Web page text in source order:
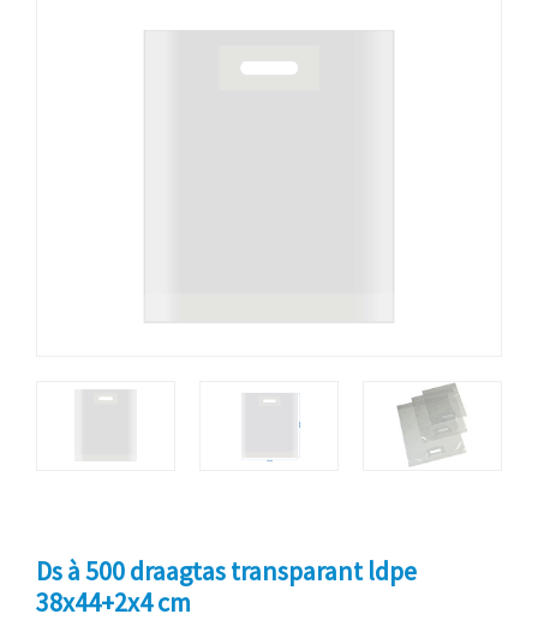
Ds à 500 draagtas transparant ldpe
38x44+2x4 cm